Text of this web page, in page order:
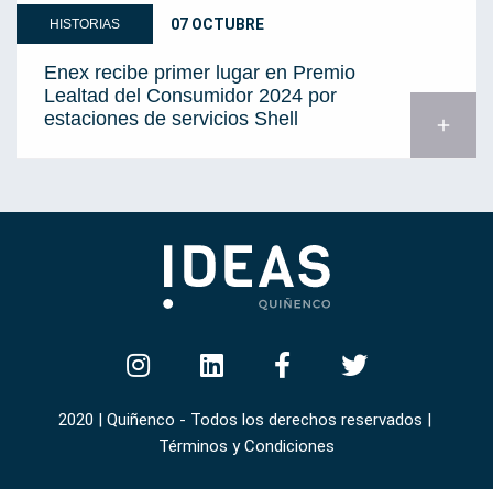
HISTORIAS 07 OCTUBRE
Enex recibe primer lugar en Premio
Lealtad del Consumidor 2024 por
estaciones de servicios Shell
add
2020 | Quiñenco - Todos los derechos reservados |
Términos y Condiciones